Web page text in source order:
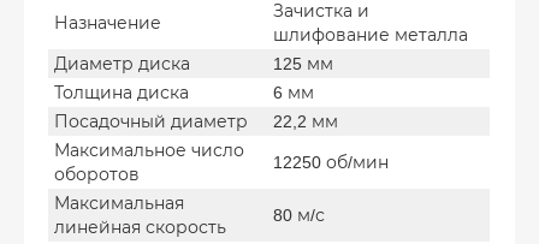
Назначение
Зачистка и
шлифование металла
Диаметр диска
125 мм
Толщина диска
6 мм
Посадочный диаметр
22,2 мм
Максимальное число
оборотов
12250 об/мин
Максимальная
линейная скорость
80 м/с